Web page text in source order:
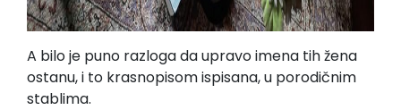
A bilo je puno razloga da upravo imena tih žena
ostanu, i to krasnopisom ispisana, u porodičnim
stablima.